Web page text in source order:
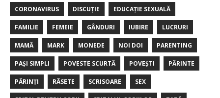
CORONAVIRUS DISCUȚIE EDUCAȚIE SEXUALĂ
FAMILIE FEMEIE GÂNDURI IUBIRE LUCRURI
MAMĂ MARK MONEDE NOI DOI PARENTING
PAȘI SIMPLI POVESTE SCURTĂ POVEȘTI PĂRINTE
PĂRINȚI RÂSETE SCRISOARE SEX